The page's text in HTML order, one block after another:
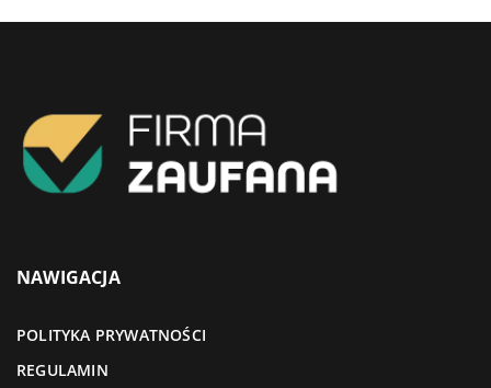
NAWIGACJA
POLITYKA PRYWATNOŚCI
REGULAMIN